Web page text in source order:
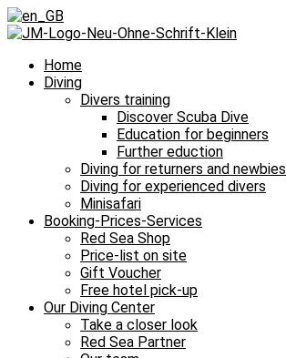
Home
Diving
Divers training
Discover Scuba Dive
Education for beginners
Further eduction
Diving for returners and newbies
Diving for experienced divers
Minisafari
Booking-Prices-Services
Red Sea Shop
Price-list on site
Gift Voucher
Free hotel pick-up
Our Diving Center
Take a closer look
Red Sea Partner